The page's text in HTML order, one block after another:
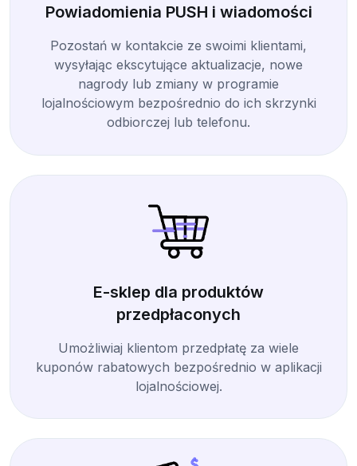
Powiadomienia PUSH i wiadomości
Pozostań w kontakcie ze swoimi klientami,
wysyłając ekscytujące aktualizacje, nowe
nagrody lub zmiany w programie
lojalnościowym bezpośrednio do ich skrzynki
odbiorczej lub telefonu.
E-sklep dla produktów
przedpłaconych
Umożliwiaj klientom przedpłatę za wiele
kuponów rabatowych bezpośrednio w aplikacji
lojalnościowej.